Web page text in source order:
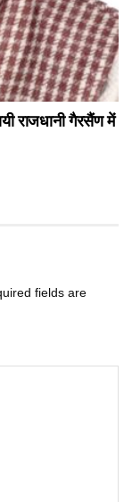
राजधानी गैरसैंण में
fields are